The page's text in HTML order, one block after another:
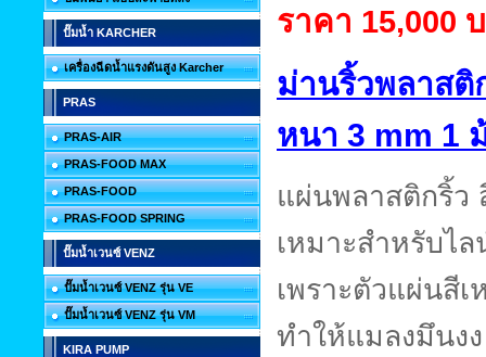
ปั๊มน้ำ KARCHER
เครื่องฉีดน้ำแรงดันสูง Karcher
PRAS
PRAS-AIR
PRAS-FOOD MAX
PRAS-FOOD
PRAS-FOOD SPRING
ปั๊มน้ำเวนซ์ VENZ
ปั๊มน้ำเวนซ์ VENZ รุ่น VE
ปั๊มน้ำเวนซ์ VENZ รุ่น VM
KIRA PUMP
ราคา 15,000
ม่านริ้วพลาสติ
หนา 3 mm 1
แผ่นพลาสติกริ้ว
เหมาะสำหรับไ
เพราะตัวแผ่นสี
ทำให้แมลงมึนง